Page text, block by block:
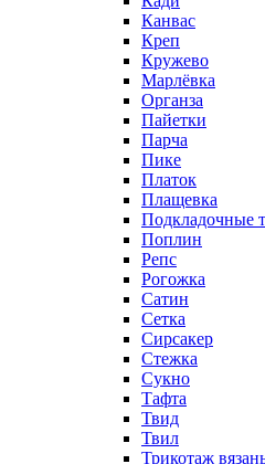
Канвас
Креп
Кружево
Марлёвка
Органза
Пайетки
Парча
Пике
Платок
Плащевка
Подкладочные
Поплин
Репс
Рогожка
Сатин
Сетка
Сирсакер
Стежка
Сукно
Тафта
Твид
Твил
Трикотаж